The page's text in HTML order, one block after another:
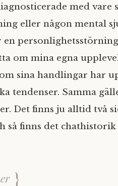
med vare
eller någon mental
en
om mina egna
sina handlingar har
tendenser. Samma
Det finns ju alltid två
så finns det chathistorik